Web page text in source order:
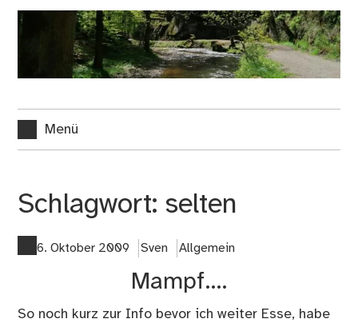
Menü
Schlagwort:selten
6. Oktober 2009 Sven Allgemein
Mampf….
So noch kurz zur Info bevor ich weiter Esse, habe